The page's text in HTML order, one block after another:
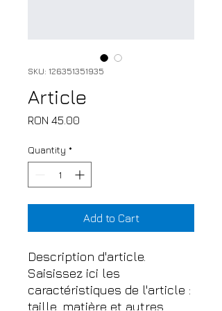
SKU: 126351351935
Article
RON 45.00
Quantity *
Add to Cart
Description d'article.
Saisissez ici les
caractéristiques de l'article :
taille, matière et autres